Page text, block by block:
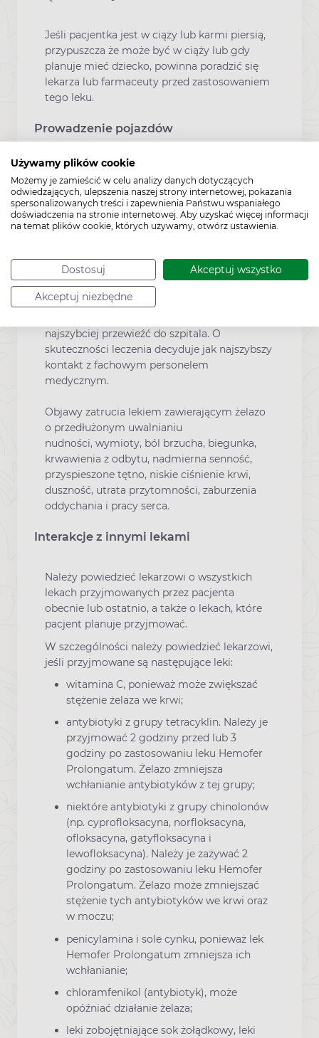
Używamy plików cookie
Możemy je zamieścić w celu analizy danych dotyczących
odwiedzających, ulepszenia naszej strony internetowej, pokazania
spersonalizowanych treści i zapewnienia Państwu wspaniałego
doświadczenia na stronie internetowej. Aby uzyskać więcej informacji
na temat plików cookie, których używamy, otwórz ustawienia.
Dostosuj Akceptuj wszystko
Akceptuj niezbędne
Jeśli pacjentka jest w ciąży lub karmi piersią,
przypuszcza że może być w ciąży lub gdy
planuje mieć dziecko, powinna poradzić się
lekarza lub farmaceuty przed zastosowaniem
tego leku.
Prowadzenie pojazdów
Hemofer Prolongatum nie ma wpływu na
zdolność prowadzenia pojazdów i
obsługiwania maszyn.
Dodatkowe informacje
W przypadku zastosowania większej dawki
leku niż zalecana, należy niezwłocznie
skontaktować się z lekarzem lub farmaceutą.
najszybciej przewieźć do szpitala. O
skuteczności leczenia decyduje jak najszybszy
kontakt z fachowym personelem
medycznym.
Objawy zatrucia lekiem zawierającym żelazo
o przedłużonym uwalnianiu
nudności, wymioty, ból brzucha, biegunka,
krwawienia z odbytu, nadmierna senność,
przyspieszone tętno, niskie ciśnienie krwi,
duszność, utrata przytomności, zaburzenia
oddychania i pracy serca.
Interakcje z innymi lekami
Należy powiedzieć lekarzowi o wszystkich
lekach przyjmowanych przez pacjenta
obecnie lub ostatnio, a także o lekach, które
pacjent planuje przyjmować.
W szczególności należy powiedzieć lekarzowi,
jeśli przyjmowane są następujące leki:
witamina C, ponieważ może zwiększać
stężenie żelaza we krwi;
antybiotyki z grupy tetracyklin. Należy je
przyjmować 2 godziny przed lub 3
godziny po zastosowaniu leku Hemofer
Prolongatum. Żelazo zmniejsza
wchłanianie antybiotyków z tej grupy;
niektóre antybiotyki z grupy chinolonów
(np. cyprofloksacyna, norfloksacyna,
ofloksacyna, gatyfloksacyna i
lewofloksacyna). Należy je zażywać 2
godziny po zastosowaniu leku Hemofer
Prolongatum. Żelazo może zmniejszać
stężenie tych antybiotyków we krwi oraz
w moczu;
penicylamina i sole cynku, ponieważ lek
Hemofer Prolongatum zmniejsza ich
wchłanianie;
chloramfenikol (antybiotyk), może
opóźniać działanie żelaza;
leki zobojętniające sok żołądkowy, leki